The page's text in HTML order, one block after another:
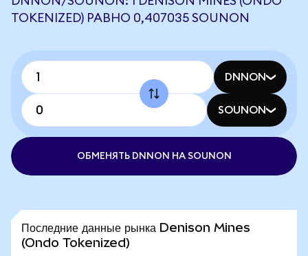
TOKENIZED) РАВНО 0,407035 SOUNON
DNNON
SOUNON
ОБМЕНЯТЬ DNNON НА SOUNON
Последние данные рынка Denison Mines
(Ondo Tokenized)